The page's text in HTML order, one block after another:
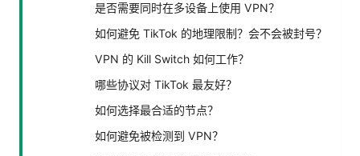
是否需要同时在多设备上使用 VPN？
如何避免 TikTok 的地理限制？会不会被封号？
VPN 的 Kill Switch 如何工作？
哪些协议对 TikTok 最友好？
如何选择最合适的节点？
如何避免被检测到 VPN？